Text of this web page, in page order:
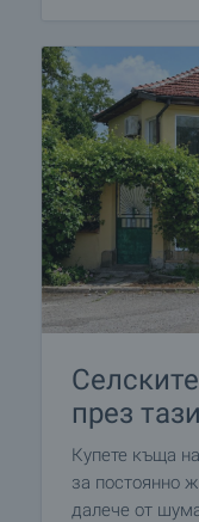
през
Купете къща
за постоянно
далече от